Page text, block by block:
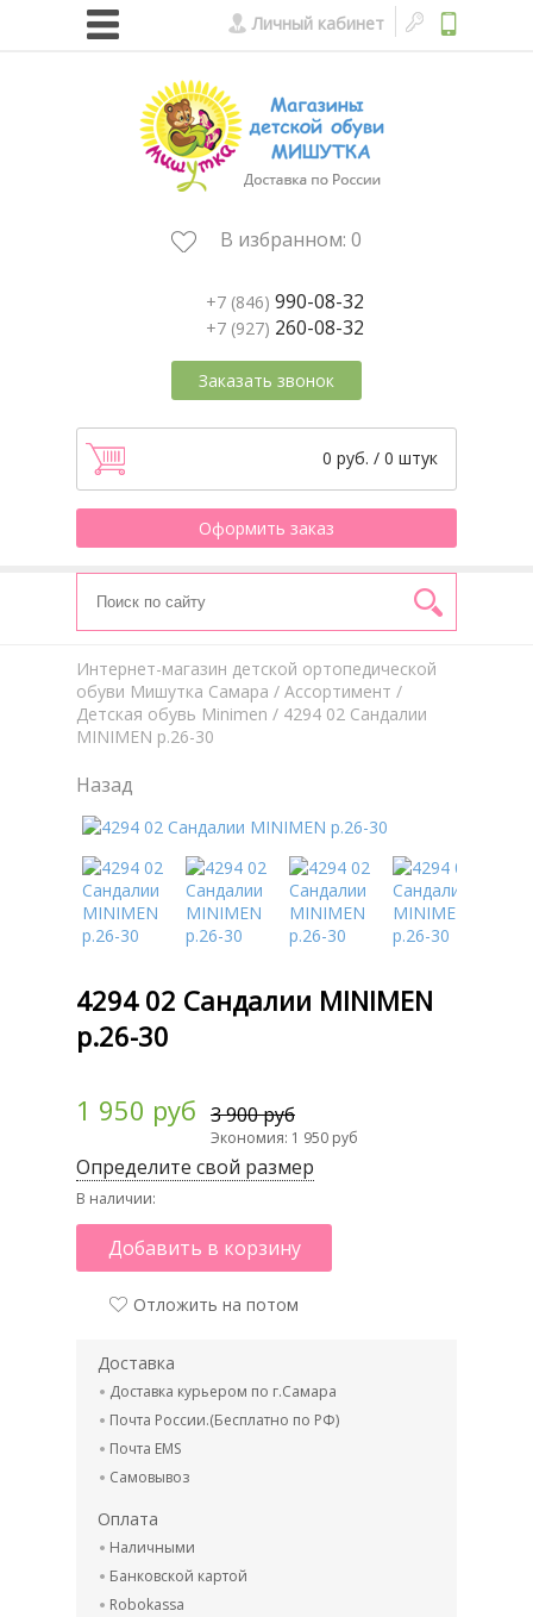
Личный кабинет
В избранном: 0
+7 (846) 990-08-32
+7 (927) 260-08-32
Заказать звонок
0 руб. / 0 штук
Оформить заказ
Интернет-магазин детской ортопедической
обуви Мишутка Самара / Aссортимент /
Детская обувь Minimen / 4294 02 Сандалии
MINIMEN р.26-30
Назад
4294 02 Сандалии MINIMEN
р.26-30
1 950 руб 3 900 руб
Экономия: 1 950 руб
Определите свой размер
В наличии:
Добавить в корзину
Отложить на потом
Доставка
Доставка курьером по г.Самара
Почта России.(Бесплатно по РФ)
Почта EMS
Самовывоз
Оплата
Наличными
Банковской картой
Robokassa